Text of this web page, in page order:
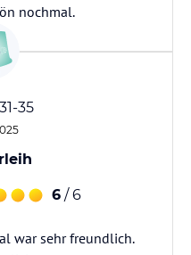
nochmal.
31-35
6 / 6
war sehr freundlich.